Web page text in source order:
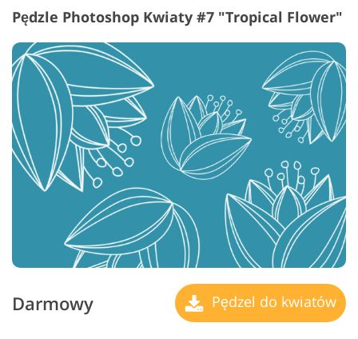
Pędzle Photoshop Kwiaty #7 "Tropical Flower"
Darmowy Pędzel do kwiatów